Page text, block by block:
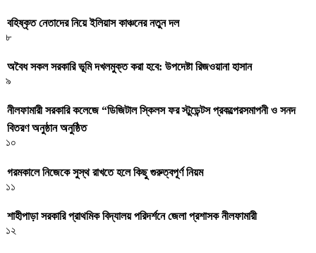
বহিষ্কৃত নেতাদের নিয়ে ইলিয়াস কাঞ্চনের নতুন দল
৮
অবৈধ সকল সরকারি ভূমি দখলমুক্ত করা হবে: উপদেষ্টা রিজওয়ানা হাসান
৯
নীলফামারী সরকারি কলেজে “ডিজিটাল স্কিলস ফর স্টুডেন্টস প্রকল্পেরসমাপনী ও সনদ
বিতরণ অনুষ্ঠান অনুষ্ঠিত
১০
গরমকালে নিজেকে সুস্থ রাখতে হলে কিছু গুরুত্বপূর্ণ নিয়ম
১১
শাহীপাড়া সরকারি প্রাথমিক বিদ্যালয় পরিদর্শনে জেলা প্রশাসক নীলফামারী
১২